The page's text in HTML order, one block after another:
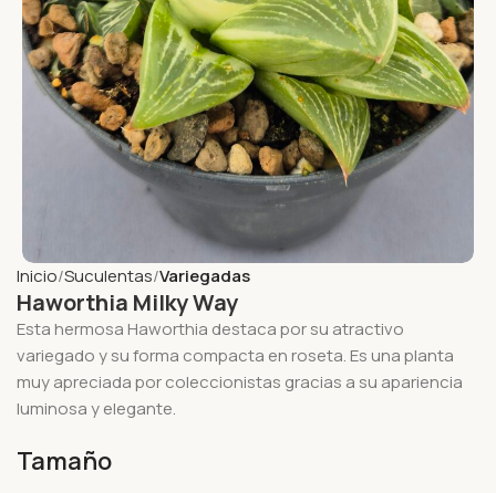
Inicio Suculentas Variegadas
Haworthia Milky Way
Esta hermosa Haworthia destaca por su atractivo
variegado y su forma compacta en roseta. Es una planta
muy apreciada por coleccionistas gracias a su apariencia
luminosa y elegante.
Tamaño